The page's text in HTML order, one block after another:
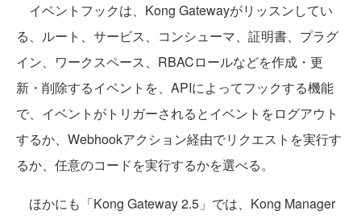
イベントフックは、Kong Gatewayがリッスンしてい
る、ルート、サービス、コンシューマ、証明書、プラグ
イン、ワークスペース、RBACロールなどを作成・更
新・削除するイベントを、APIによってフックする機能
で、イベントがトリガーされるとイベントをログアウト
するか、Webhookアクション経由でリクエストを実行す
るか、任意のコードを実行するかを選べる。
ほかにも「Kong Gateway 2.5」では、Kong Manager